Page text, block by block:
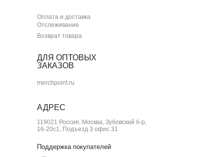
АДРЕС
Оплата и доставка
Отслеживание
119021 Россия, Москва, Зубовский б-р,
16-20с1, Подъезд 3 офис 31
Поддержка покупателей
Возврат товара
ДЛЯ ОПТОВЫХ
ЗАКАЗОВ
merchpoint.ru